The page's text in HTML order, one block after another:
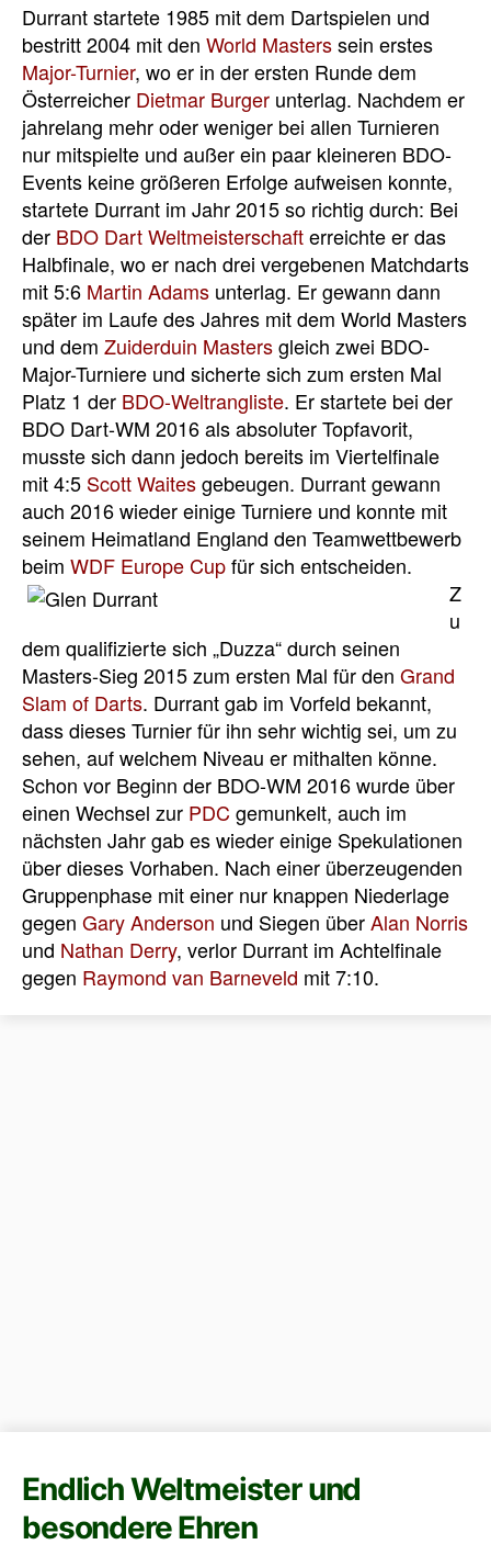
Durrant startete 1985 mit dem Dartspielen und
bestritt 2004 mit den World Masterssein erstes
Major-Turnier, wo er in der ersten Runde dem
Österreicher Dietmar Burger unterlag. Nachdem er
jahrelang mehr oder weniger bei allen Turnieren
nur mitspielte und außer ein paar kleineren BDO-
Events keine größeren Erfolge aufweisen konnte,
startete Durrant im Jahr 2015 so richtig durch: Bei
der BDO Dart Weltmeisterschafterreichte er das
Halbfinale, wo er nach drei vergebenen Matchdarts
mit 5:6 Martin Adams unterlag. Er gewann dann
später im Laufe des Jahres mit dem World Masters
und dem Zuiderduin Mastersgleich zwei BDO-
Major-Turniere und sicherte sich zum ersten Mal
Platz 1 der BDO-Weltrangliste. Er startete bei der
BDO Dart-WM 2016 als absoluter Topfavorit,
musste sich dann jedoch bereits im Viertelfinale
mit 4:5 Scott Waitesgebeugen. Durrant gewann
auch 2016 wieder einige Turniere und konnte mit
seinem Heimatland England den Teamwettbewerb
beim WDF Europe Cupfür sich entscheiden.
Z
u
dem qualifizierte sich „Duzza“ durch seinen
Masters-Sieg 2015 zum ersten Mal für den Grand
Slam of Darts. Durrant gab im Vorfeld bekannt,
dass dieses Turnier für ihn sehr wichtig sei, um zu
sehen, auf welchem Niveau er mithalten könne.
Schon vor Beginn der BDO-WM 2016 wurde über
einen Wechsel zur PDC gemunkelt, auch im
nächsten Jahr gab es wieder einige Spekulationen
über dieses Vorhaben. Nach einer überzeugenden
Gruppenphase mit einer nur knappen Niederlage
gegen Gary Anderson und Siegen überAlan Norris
und Nathan Derry, verlor Durrant im Achtelfinale
gegen Raymond van Barneveld mit 7:10.
Endlich Weltmeister und
besondere Ehren